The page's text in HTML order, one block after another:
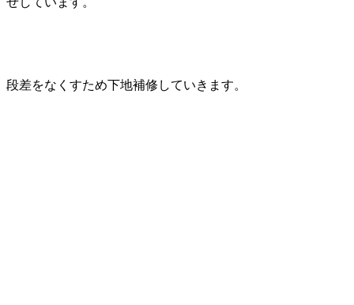
段差をなくすため下地補修していきます。